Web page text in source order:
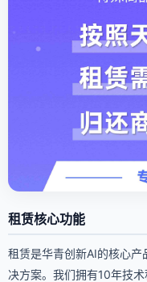
租赁核心功能
租赁是华青创新AI的核心
决方案。我们拥有10年技